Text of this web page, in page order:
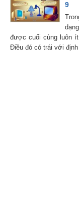
9
được cuối cùng luôn
Điều đó có trái với